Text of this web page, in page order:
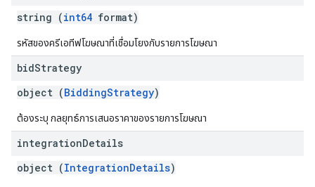
string (int64 format)
รหัสของครีเอทีฟโฆษณาที่เชื่อมโยงกับรายการโฆษณา
bidStrategy
object (BiddingStrategy)
ต้องระบุ กลยุทธ์การเสนอราคาของรายการโฆษณา
integrationDetails
object (IntegrationDetails)